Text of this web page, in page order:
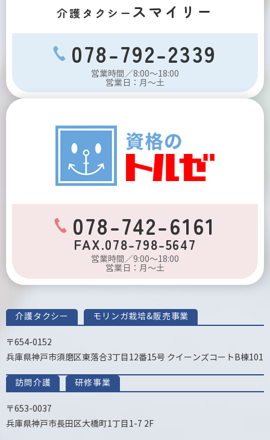
介護タクシー スマイリー
078-792-2339
営業時間／8:00～18:00
営業日：月～土
078-742-6161
FAX.078-798-5647
営業時間／9:00～18:00
営業日：月～土
介護タクシー モリンガ栽培&販売事業
〒654-0152
兵庫県神戸市須磨区東落合3丁目12番15号 クイーンズコートB棟101
訪問介護 研修事業
〒653-0037
兵庫県神戸市長田区大橋町1丁目1-7 2F